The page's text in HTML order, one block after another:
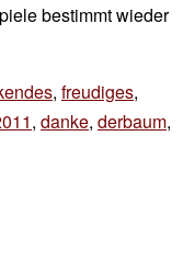
bestimmt wieder
, freudiges,
, danke, derbaum,